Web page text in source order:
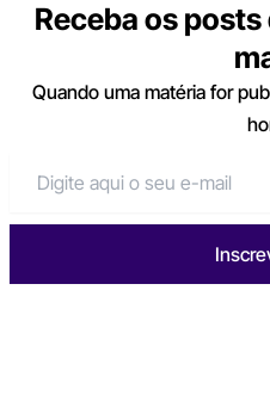
Receba os
Quando uma matéria for